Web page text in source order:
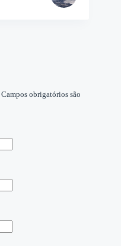
Campos obrigatórios são